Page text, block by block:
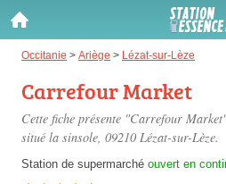
Occitanie > Ariège > Lézat-sur-Lèze
Carrefour Market
Cette fiche présente "Carrefour
situé la sinsole, 09210 Lézat-sur-Lèze.
Station de supermarché ouvert en
Gazole :
Disponible
SP 98 :
Disponible